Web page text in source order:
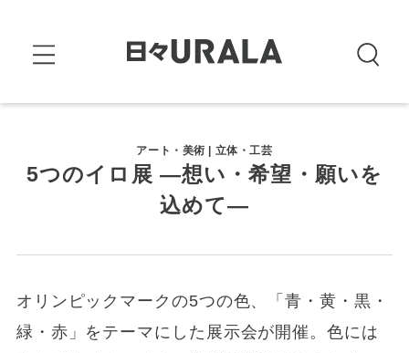
アート・美術 | 立体・工芸
5つのイロ展 ―想い・希望・願いを
込めて―
オリンピックマークの5つの色、「青・黄・黒・
緑・赤」をテーマにした展示会が開催。色には